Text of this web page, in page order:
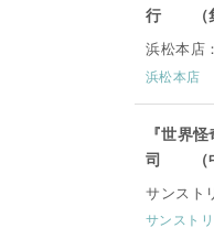
行 （集
浜松本店
浜松本店
『世界
司 （中
サンスト
サンスト